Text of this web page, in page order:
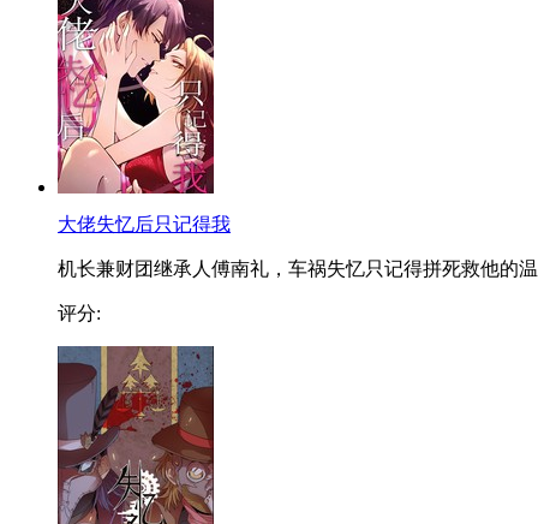
大佬失忆后只记得我
机长兼财团继承人傅南礼，车祸失忆只记得拼死救他的
评分: